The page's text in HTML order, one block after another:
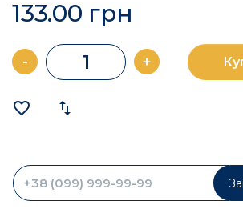
133.00 грн
- +
favorite_border import_export